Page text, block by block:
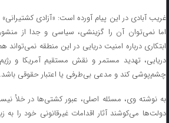
غریب آبادی در این پیام آورده است: «آزادی
اما نمی‌توان آن را گزینشی، سیاسی و جدا از
ابتکاری درباره امنیت دریایی در این منطقه نمی‌تواند
دریایی، تهدید مستمر و نقش مستقیم آمریکا و
چشم‌پوشی کند و مدعی بی‌طرفی یا اعتبار حقوقی باشد.
به نوشته وی، مسئله اصلی، عبور کشتی‌ها در خلأ
دولت‌ها می‌کوشند آثار اقدامات غیرقانونی خود را به